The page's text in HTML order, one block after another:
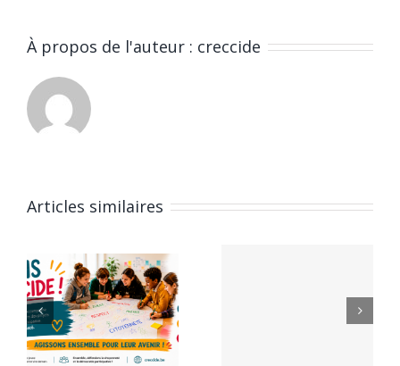
À propos de l'auteur : creccide
Articles similaires
Conseils
Communaux
de Jeunes
– Appel à
candidatures
des
Conseils